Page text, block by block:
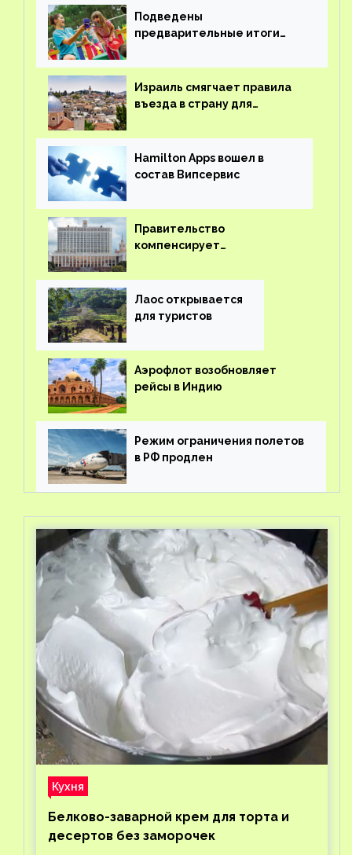
Подведены
предварительные итоги
Израиль смягчает правила
въезда в страну для
Hamilton Apps вошел в
состав Випсервис
Правительство
компенсирует
вывоз россиян из-за рубежа
Лаос открывается
для туристов
Аэрофлот возобновляет
рейсы в Индию
Режим ограничения полетов
в РФ продлен
Кухня
Белково-заварной крем для торта и
десертов без заморочек